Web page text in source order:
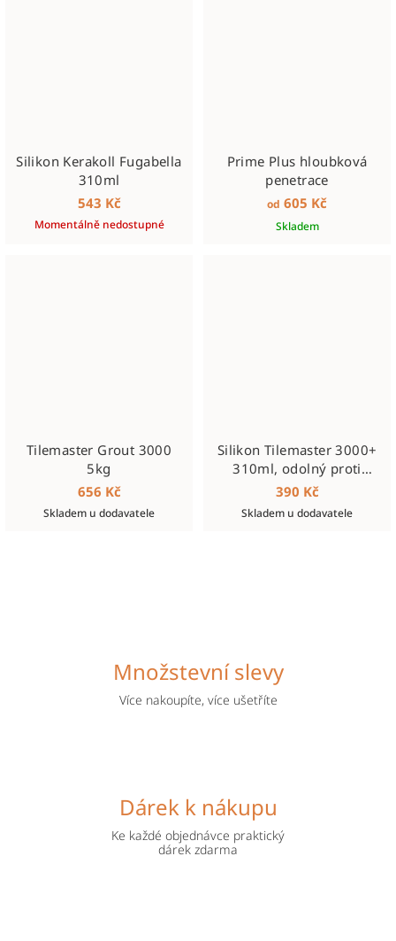
Množstevní slevy
Více nakoupíte, více ušetříte
Dárek k nákupu
Ke každé objednávce praktický
dárek zdarma
Silikon Kerakoll Fugabella
310ml
543 Kč
Momentálně nedostupné
Prime Plus hloubková
penetrace
od 605 Kč
Skladem
Tilemaster Grout 3000
5kg
656 Kč
Skladem u dodavatele
Silikon Tilemaster 3000+
310ml, odolný proti
plísním
390 Kč
Skladem u dodavatele